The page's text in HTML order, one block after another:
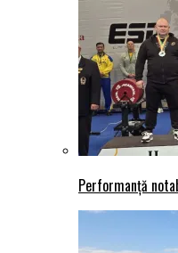
Performanță